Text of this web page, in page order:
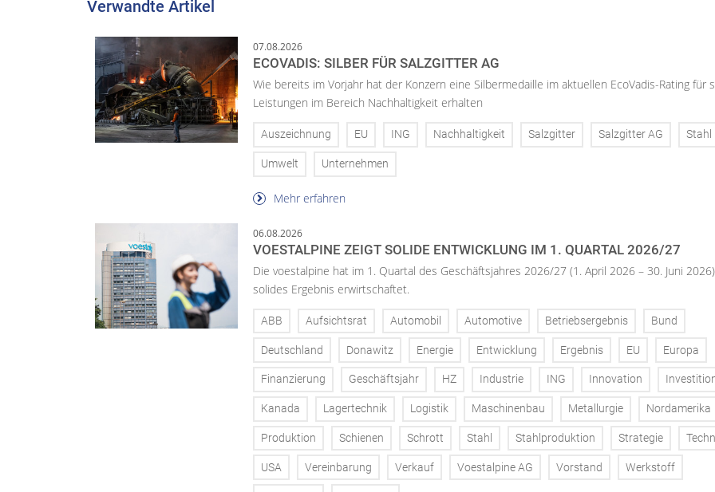
Verwandte Artikel
07.08.2026
ECOVADIS: SILBER FÜR SALZGITTER AG
Wie bereits im Vorjahr hat der Konzern eine Silbermedaille im aktuellen EcoVadis-Rating für
Leistungen im Bereich Nachhaltigkeit erhalten
Auszeichnung EU ING Nachhaltigkeit Salzgitter Salzgitter AG Stahl
Umwelt Unternehmen
Mehr erfahren
06.08.2026
VOESTALPINE ZEIGT SOLIDE ENTWICKLUNG IM 1. QUARTAL 2026/27
Die voestalpine hat im 1. Quartal des Geschäftsjahres 2026/27 (1. April 2026 – 30. Juni
solides Ergebnis erwirtschaftet.
ABB Aufsichtsrat Automobil Automotive Betriebsergebnis Bund
Deutschland Donawitz Energie Entwicklung Ergebnis EU Europa
Finanzierung Geschäftsjahr HZ Industrie ING Innovation
Kanada Lagertechnik Logistik Maschinenbau Metallurgie Nordamerika
Produktion Schienen Schrott Stahl Stahlproduktion Strategie
USA Vereinbarung Verkauf Voestalpine AG Vorstand Werkstoff